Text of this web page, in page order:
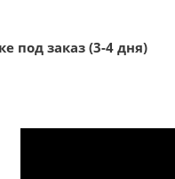
под заказ (3-4 дня)